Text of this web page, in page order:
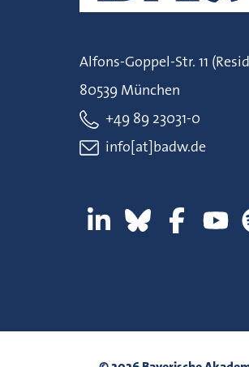
Alfons-Goppel-Str. 11
80539 München
+49 89 23031-0
info[at]badw.de